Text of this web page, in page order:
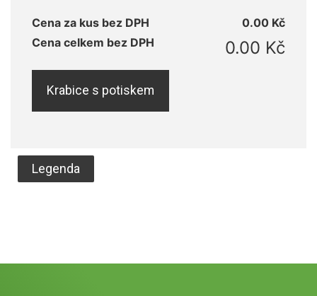
Cena za kus bez DPH
0.00 Kč
Cena celkem bez DPH
0.00 Kč
Krabice s potiskem
Legenda